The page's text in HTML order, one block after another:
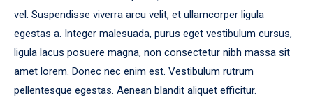
vel. Suspendisse viverra arcu velit, et ullamcorper ligula
egestas a. Integer malesuada, purus eget vestibulum cursus,
ligula lacus posuere magna, non consectetur nibh massa sit
amet lorem. Donec nec enim est. Vestibulum rutrum
pellentesque egestas. Aenean blandit aliquet efficitur.